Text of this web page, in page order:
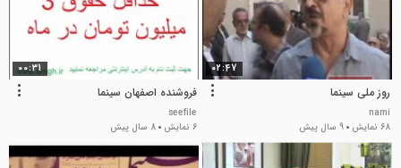
02:47
روز ملی سینما
nami
68 نمایش
9 سال پیش
00:31
فروشنده اصفهان سینما
seefile
6 نمایش
8 سال پیش